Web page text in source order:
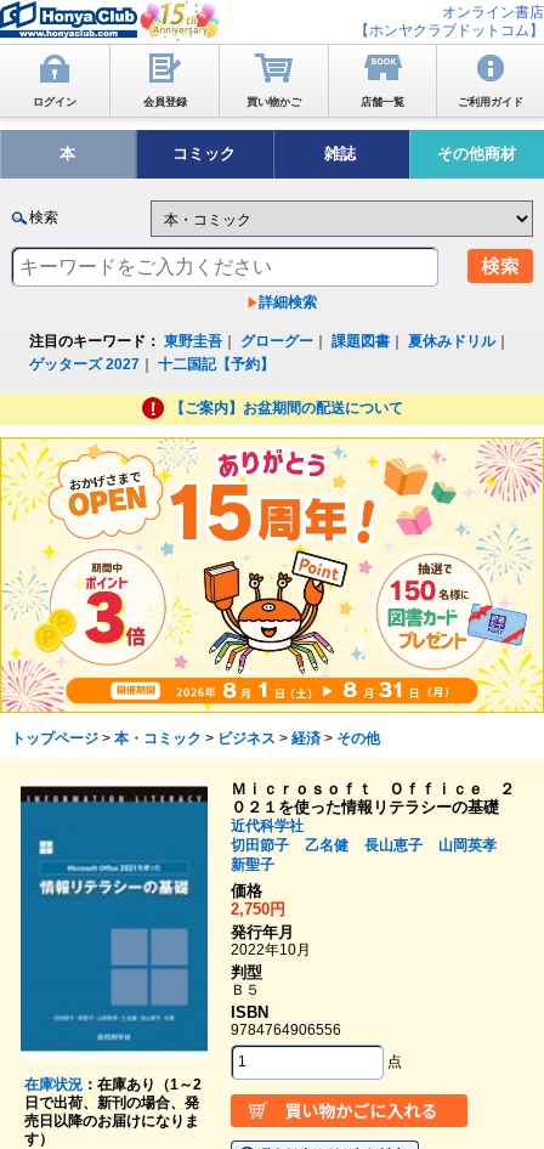
オンライン書店
【ホンヤクラブドットコム】
ログイン 会員登録 買い物かご 店舗一覧 ご利用ガイド
本 コミック 雑誌 その他商材
検索
詳細検索
注目のキーワード： 東野圭吾 グローグー ｜課題図書 ｜夏休みドリル｜
ゲッターズ 2027 ｜十二国記【予約】
【ご案内】お盆期間の配送について
トップページ> 本・コミック > ビジネス > 経済> その他
在庫状況：在庫あり（1～2
日で出荷、新刊の場合、発
売日以降のお届けになりま
す）
Ｍｉｃｒｏｓｏｆｔ Ｏｆｆｉｃｅ ２
０２１を使った情報リテラシーの基礎
近代科学社
切田節子
乙名健 長山恵子
山岡英孝
新聖子
価格
2,750円
発行年月
2022年10月
判型
Ｂ５
ISBN
9784764906556
点